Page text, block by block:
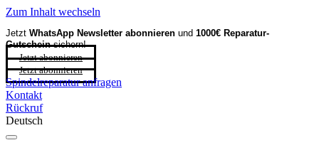
Zum Inhalt wechseln
Jetzt WhatsApp Newsletter abonnieren und 1000€ Reparatur-
Gutscheinsichern!
Jetzt abonnieren
Jetzt abonnieren
Spindelreparatur anfragen
Kontakt
Rückruf
Deutsch